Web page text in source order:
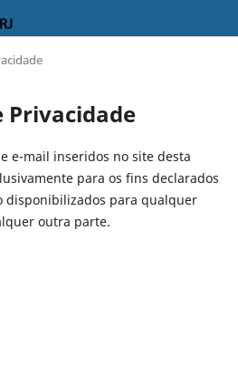
Privacidade
e-mail inseridos no site desta
para os fins declarados
disponibilizados para qualquer
outra parte.